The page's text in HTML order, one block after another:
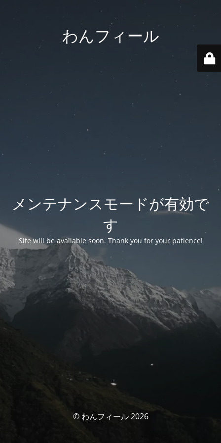
わんフィール
メンテナンスモードが有効で
す
Site will be available soon. Thank you for your patience!
© わんフィール 2026